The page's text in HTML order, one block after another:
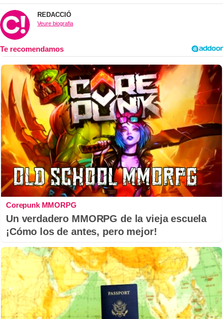
REDACCIÓ
Veure biografia
Corepunk MMORPG
Un verdadero MMORPG de la vieja escuela
¡Cómo los de antes, pero mejor!